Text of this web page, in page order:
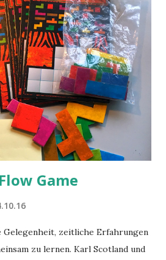
Game
Gelegenheit, zeitliche Erfahrungen
zu lernen. Karl Scotland und